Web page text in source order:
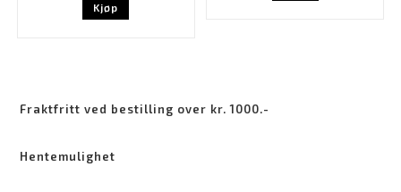
Kjøp
Fraktfritt ved bestilling over kr. 1000.-
Hentemulighet